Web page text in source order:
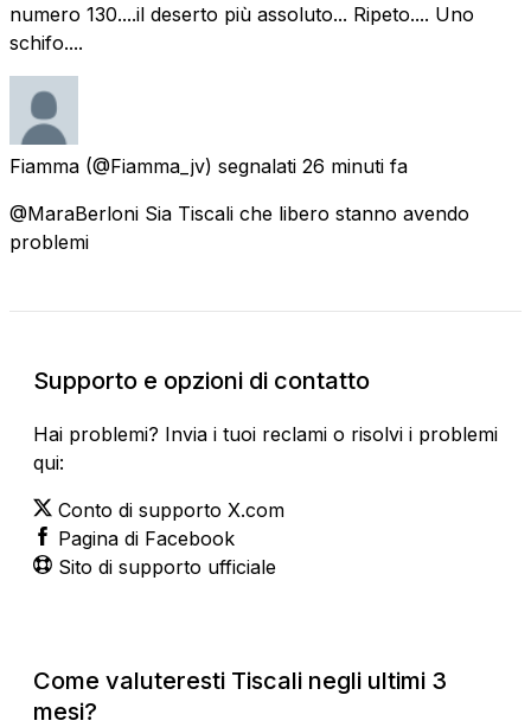
numero 130....il deserto più assoluto... Ripeto.... Uno
schifo....
Fiamma (@Fiamma_jv) segnalati 26 minuti fa
@MaraBerloni Sia Tiscali che libero stanno avendo
problemi
Supporto e opzioni di contatto
Hai problemi? Invia i tuoi reclami o risolvi i problemi
qui:
Conto di supporto X.com
Pagina di Facebook
Sito di supporto ufficiale
Come valuteresti Tiscali negli ultimi 3
mesi?